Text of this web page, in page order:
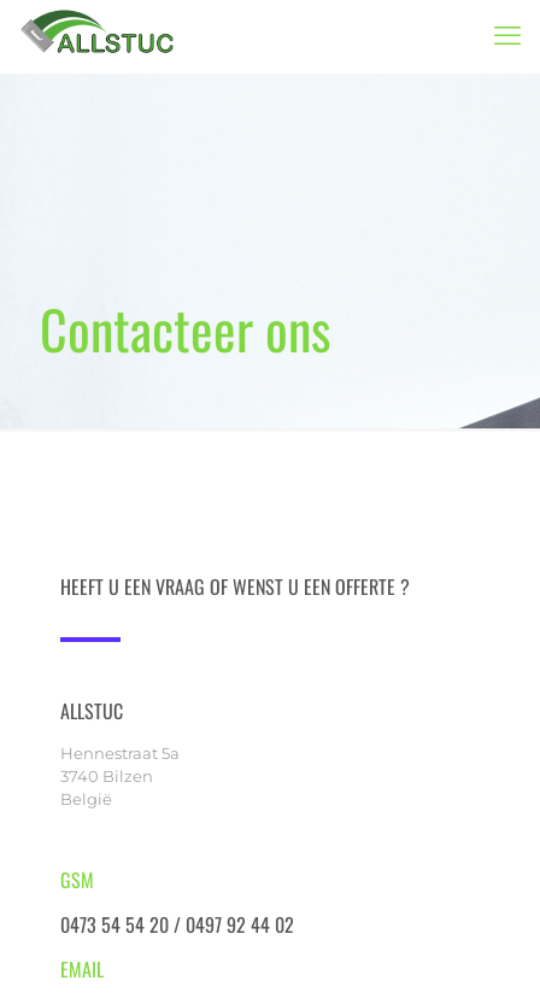
Contacteer ons
HEEFT U EEN VRAAG OF WENST U EEN OFFERTE ?
ALLSTUC
Hennestraat 5a
3740 Bilzen
België
GSM
0473 54 54 20 / 0497 92 44 02
EMAIL